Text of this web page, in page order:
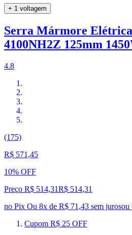
+ 1 voltagem
Serra Mármore
4100NH2Z 125mm
4.8
(175)
R$ 571,45
10% OFF
Preço R$ 514,31R$ 514,31
no Pix Ou 8x de R$ 71,43 sem jurosou
Cupom R$ 25 OFF